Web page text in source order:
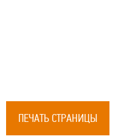
ПЕЧАТЬ СТРАНИЦЫ